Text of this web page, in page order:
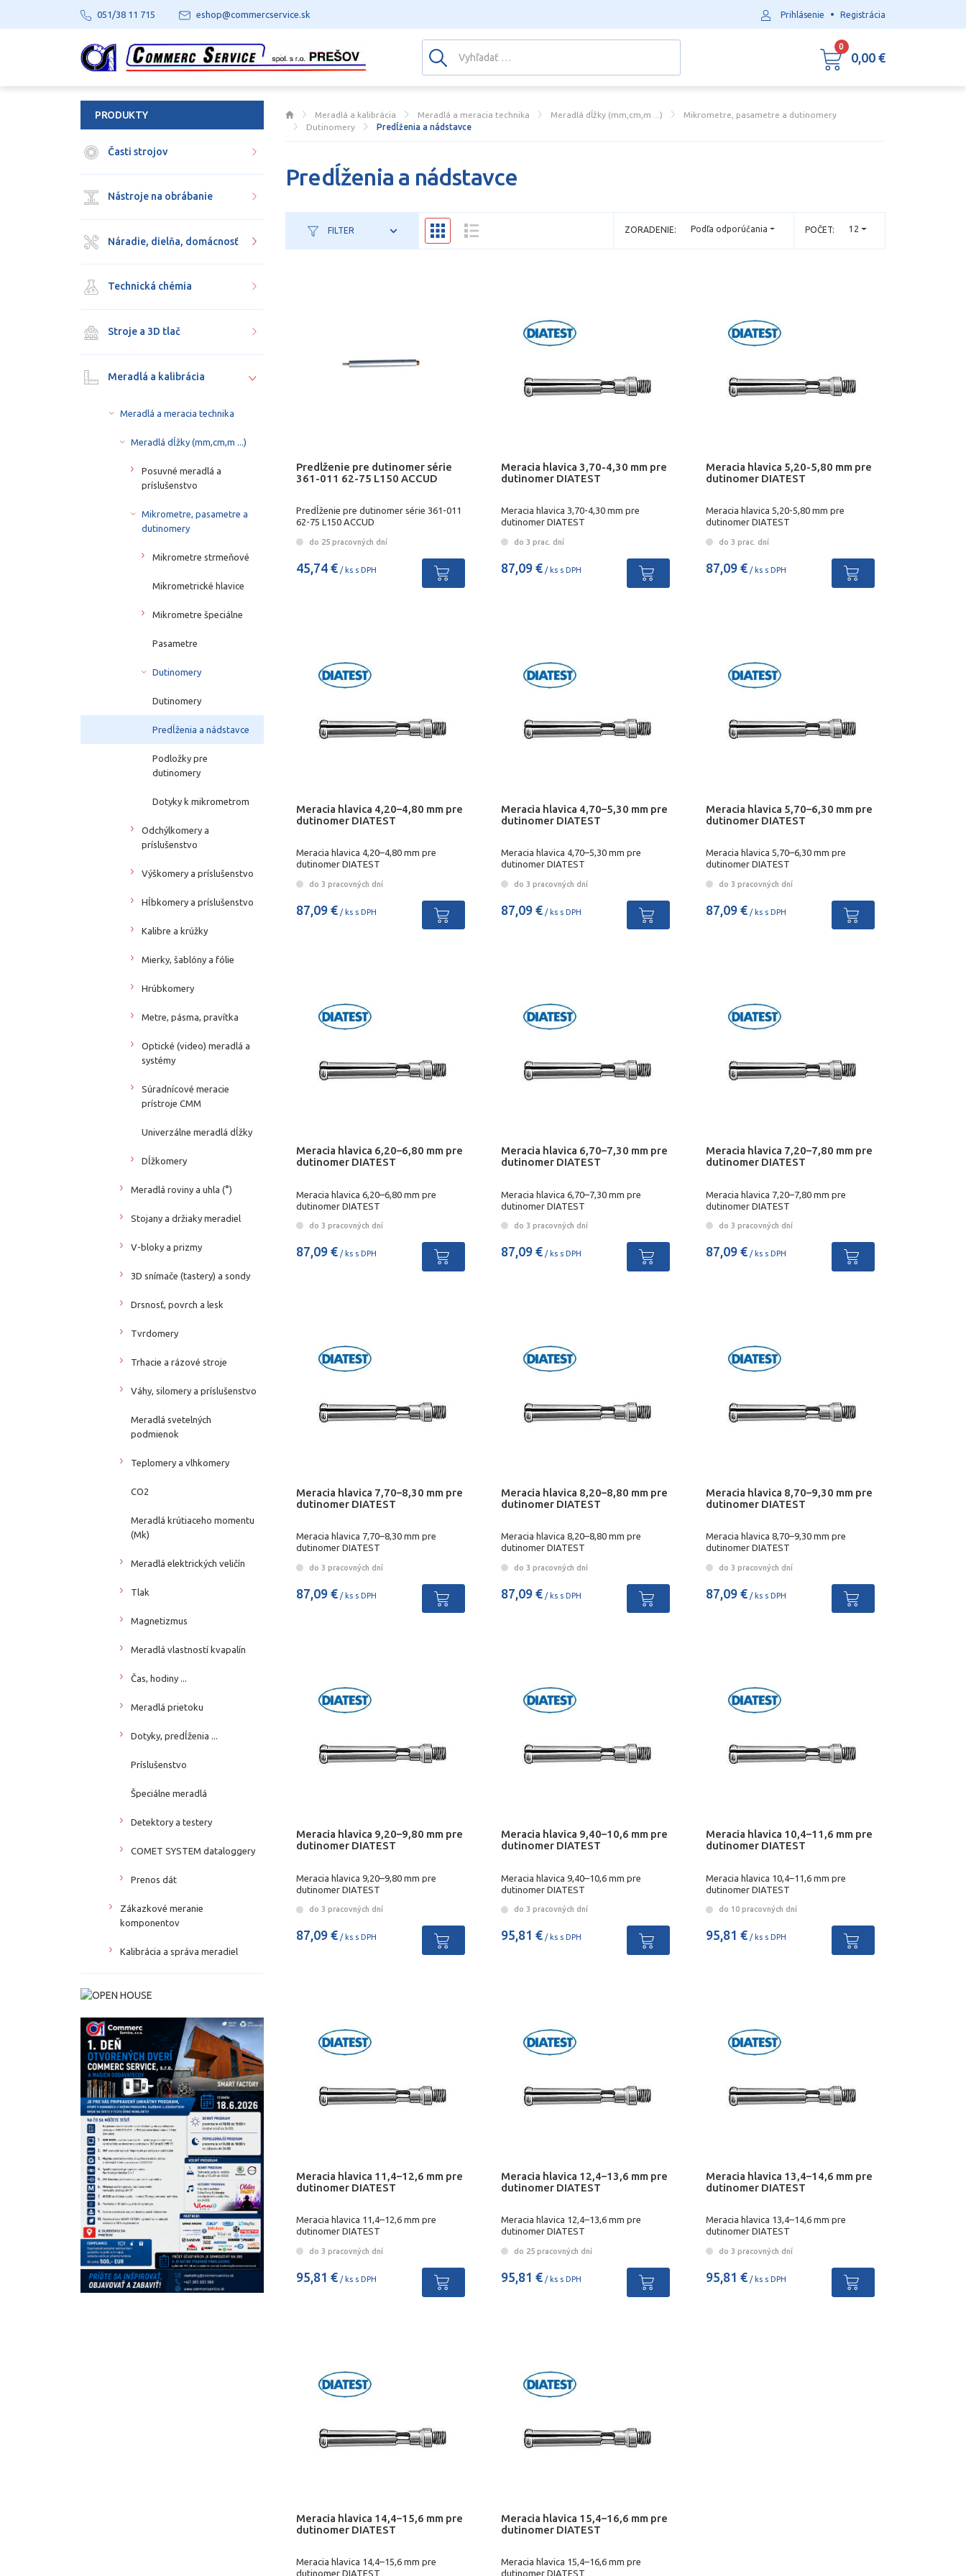
Meradlá a kalibrácia Meradlá a meracia technika Meradlá dĺžky (mm,cm,m ...)
Mikrometre, pasametre a dutinomery
Dutinomery
Predĺženia a nádstavce
Predĺženia a nádstavce
FILTER POČET: 12
ZORADENIE: Podľa odporúčania
Predĺženie pre dutinomer série
361-011 62-75 L150 ACCUD
Predĺženie pre dutinomer série 361-011
62-75 L150 ACCUD
do 25 pracovných dní
45,74 € / ks s DPH
Meracia hlavica 3,70-4,30 mm pre
dutinomer DIATEST
Meracia hlavica 3,70-4,30 mm pre
dutinomer DIATEST
do 3 prac. dní
87,09 €/ ks s DPH
Meracia hlavica 5,20-5,80 mm pre
dutinomer DIATEST
Meracia hlavica 5,20-5,80 mm pre
dutinomer DIATEST
do 3 prac. dní
87,09 €/ ks s DPH
Meracia hlavica 4,20–4,80 mm pre
dutinomer DIATEST
Meracia hlavica 4,20–4,80 mm pre
dutinomer DIATEST
do 3 pracovných dní
87,09 € / ks s DPH
Meracia hlavica 4,70–5,30 mm pre
dutinomer DIATEST
Meracia hlavica 4,70–5,30 mm pre
dutinomer DIATEST
do 3 pracovných dní
87,09 €/ ks s DPH
Meracia hlavica 5,70–6,30 mm pre
dutinomer DIATEST
Meracia hlavica 5,70–6,30 mm pre
dutinomer DIATEST
do 3 pracovných dní
87,09 €/ ks s DPH
Meracia hlavica 6,20–6,80 mm pre
dutinomer DIATEST
Meracia hlavica 6,20–6,80 mm pre
dutinomer DIATEST
do 3 pracovných dní
87,09 € / ks s DPH
Meracia hlavica 6,70–7,30 mm pre
dutinomer DIATEST
Meracia hlavica 6,70–7,30 mm pre
dutinomer DIATEST
do 3 pracovných dní
87,09 €/ ks s DPH
Meracia hlavica 7,20–7,80 mm pre
dutinomer DIATEST
Meracia hlavica 7,20–7,80 mm pre
dutinomer DIATEST
do 3 pracovných dní
87,09 €/ ks s DPH
Meracia hlavica 7,70–8,30 mm pre
dutinomer DIATEST
Meracia hlavica 7,70–8,30 mm pre
dutinomer DIATEST
do 3 pracovných dní
87,09 € / ks s DPH
Meracia hlavica 8,20–8,80 mm pre
dutinomer DIATEST
Meracia hlavica 8,20–8,80 mm pre
dutinomer DIATEST
do 3 pracovných dní
87,09 €/ ks s DPH
Meracia hlavica 8,70–9,30 mm pre
dutinomer DIATEST
Meracia hlavica 8,70–9,30 mm pre
dutinomer DIATEST
do 3 pracovných dní
87,09 €/ ks s DPH
Meracia hlavica 9,20–9,80 mm pre
dutinomer DIATEST
Meracia hlavica 9,20–9,80 mm pre
dutinomer DIATEST
do 3 pracovných dní
87,09 € / ks s DPH
Meracia hlavica 9,40–10,6 mm pre
dutinomer DIATEST
Meracia hlavica 9,40–10,6 mm pre
dutinomer DIATEST
do 3 pracovných dní
95,81 €/ ks s DPH
Meracia hlavica 10,4–11,6 mm pre
dutinomer DIATEST
Meracia hlavica 10,4–11,6 mm pre
dutinomer DIATEST
do 10 pracovných dní
95,81 €/ ks s DPH
Meracia hlavica 11,4–12,6 mm pre
dutinomer DIATEST
Meracia hlavica 11,4–12,6 mm pre
dutinomer DIATEST
do 3 pracovných dní
95,81 € / ks s DPH
Meracia hlavica 12,4–13,6 mm pre
dutinomer DIATEST
Meracia hlavica 12,4–13,6 mm pre
dutinomer DIATEST
do 25 pracovných dní
95,81 €/ ks s DPH
Meracia hlavica 13,4–14,6 mm pre
dutinomer DIATEST
Meracia hlavica 13,4–14,6 mm pre
dutinomer DIATEST
do 3 pracovných dní
95,81 €/ ks s DPH
Meracia hlavica 14,4–15,6 mm pre
dutinomer DIATEST
Meracia hlavica 14,4–15,6 mm pre
dutinomer DIATEST
Meracia hlavica 15,4–16,6 mm pre
dutinomer DIATEST
Meracia hlavica 15,4–16,6 mm pre
dutinomer DIATEST
PRODUKTY
Časti strojov
Nástroje na obrábanie
Náradie, dielňa, domácnosť
Technická chémia
Stroje a 3D tlač
Meradlá a kalibrácia
Meradlá a meracia technika
Meradlá dĺžky (mm,cm,m ...)
Posuvné meradlá a
príslušenstvo
Mikrometre, pasametre a
dutinomery
Mikrometre strmeňové
Mikrometrické hlavice
Mikrometre špeciálne
Pasametre
Dutinomery
Dutinomery
Predĺženia a nádstavce
Podložky pre
dutinomery
Dotyky k mikrometrom
Odchýlkomery a
príslušenstvo
Výškomery a príslušenstvo
Hĺbkomery a príslušenstvo
Kalibre a krúžky
Mierky, šablóny a fólie
Hrúbkomery
Metre, pásma, pravítka
Optické (video) meradlá a
systémy
Súradnícové meracie
prístroje CMM
Univerzálne meradlá dĺžky
Dĺžkomery
Meradlá roviny a uhla (°)
Stojany a držiaky meradiel
V-bloky a prizmy
3D snímače (tastery) a sondy
Drsnosť, povrch a lesk
Tvrdomery
Trhacie a rázové stroje
Váhy, silomery a príslušenstvo
Meradlá svetelných
podmienok
Teplomery a vlhkomery
CO2
Meradlá krútiaceho momentu
(Mk)
Meradlá elektrických veličín
Tlak
Magnetizmus
Meradlá vlastností kvapalín
Čas, hodiny ...
Meradlá prietoku
Dotyky, predĺženia ...
Príslušenstvo
Špeciálne meradlá
Detektory a testery
COMET SYSTEM dataloggery
Prenos dát
Zákazkové meranie
komponentov
Kalibrácia a správa meradiel
051/38 11 715 eshop@commercservice.sk Prihlásenie • Registrácia
0
0,00 €